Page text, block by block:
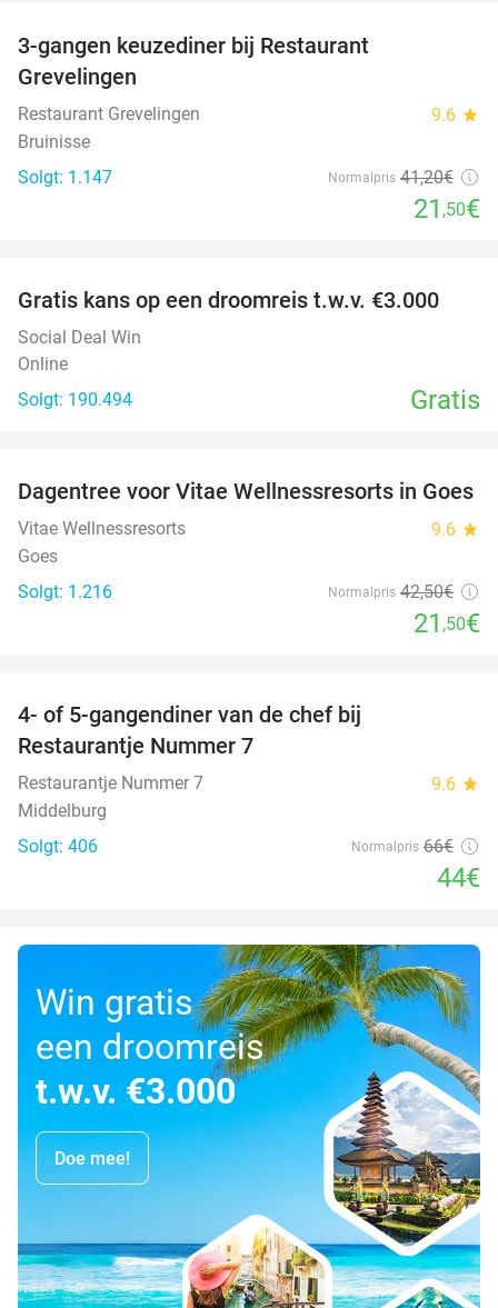
3-gangen keuzediner bij Restaurant
Grevelingen
Restaurant Grevelingen 9.6 star
Bruinisse
Solgt: 1.147
Normalpris 41,20€
21 ,50€
Gratis kans op een droomreis t.w.v. €3.000
Social Deal Win
Online
Solgt: 190.494
Gratis
49%
Dagentree voor Vitae Wellnessresorts in Goes
Vitae Wellnessresorts 9.6 star
Goes
Solgt: 1.216
Normalpris 42,50€
21 ,50€
4- of 5-gangendiner van de chef bij
Restaurantje Nummer 7
Restaurantje Nummer 7 9.6 star
Middelburg
Solgt: 406
Normalpris 66€
44€
Win gratis
een droomreis
t.w.v. €3.000
Doe mee!